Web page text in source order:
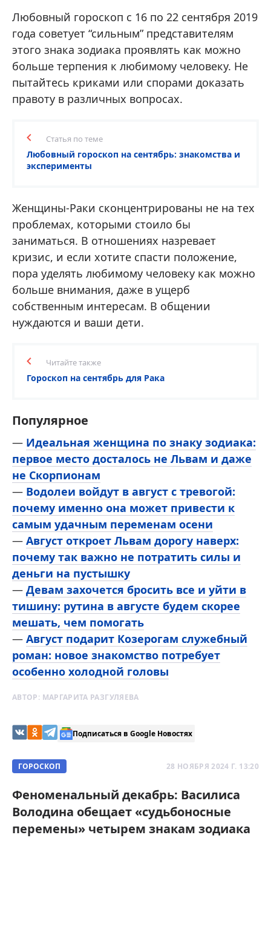
Любовный гороскоп с 16 по 22 сентября 2019
года советует “сильным” представителям
этого знака зодиака проявлять как можно
больше терпения к любимому человеку. Не
пытайтесь криками или спорами доказать
правоту в различных вопросах.
Статья по теме
Любовный гороскоп на сентябрь: знакомства и
эксперименты
Женщины-Раки сконцентрированы не на тех
проблемах, которыми стоило бы
заниматься. В отношениях назревает
кризис, и если хотите спасти положение,
пора уделять любимому человеку как можно
больше внимания, даже в ущерб
собственным интересам. В общении
нуждаются и ваши дети.
Читайте также
Гороскоп на сентябрь для Рака
Популярное
— Идеальная женщина по знаку зодиака:
первое место досталось не Львам и даже
не Скорпионам
— Водолеи войдут в август с тревогой:
почему именно она может привести к
самым удачным переменам осени
— Август откроет Львам дорогу наверх:
почему так важно не потратить силы и
деньги на пустышку
— Девам захочется бросить все и уйти в
тишину: рутина в августе будем скорее
мешать, чем помогать
— Август подарит Козерогам служебный
роман: новое знакомство потребует
особенно холодной головы
АВТОР: МАРГАРИТА РАЗГУЛЯЕВА
Подписаться в Google Новостях
ГОРОСКОП 28 НОЯБРЯ 2024 Г. 13:20
Феноменальный декабрь: Василиса
Володина обещает «судьбоносные
перемены» четырем знакам зодиака